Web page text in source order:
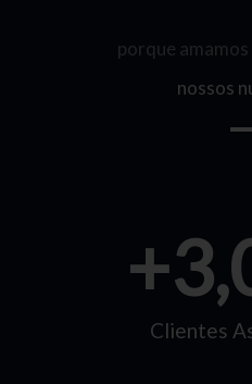
porque
nossos
Clientes
+